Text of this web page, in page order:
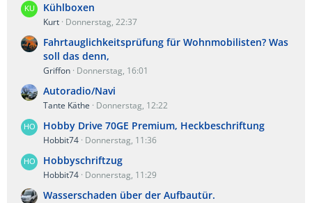
Kühlboxen
Kurt Donnerstag, 22:37
Fahrtauglichkeitsprüfung für Wohnmobilisten? Was
soll das denn,
Griffon Donnerstag, 16:01
Autoradio/Navi
Tante Käthe Donnerstag, 12:22
Hobby Drive 70GE Premium, Heckbeschriftung
Hobbit74 Donnerstag, 11:36
Hobbyschriftzug
Hobbit74 Donnerstag, 11:29
Wasserschaden über der Aufbautür.